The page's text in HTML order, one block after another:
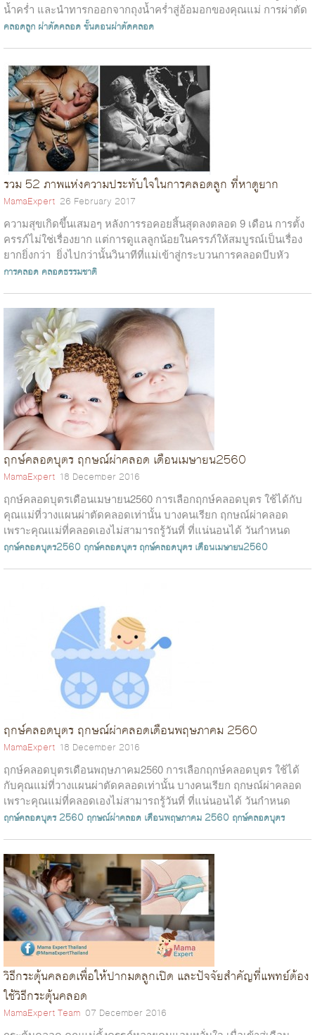
น้ำคร่ำ และนำทารกออกจากถุงน้ำคร่ำสู่อ้อมอกของคุณแม่ การผ่าตัด
จะเสร็จส...
คลอดลูก ผ่าตัดคลอดขั้นตอนผ่าตัดคลอด
รวม 52 ภาพแห่งความประทับใจในการคลอดลูก ที่หาดูยาก
MamaExpert 26 February 2017
ความสุขเกิดขึ้นเสมอๆ หลังการรอคอยสิ้นสุดลงตลอด 9 เดือน การตั้ง
ครรภ์ไม่ใช่เรื่องยาก แต่การดูแลลูกน้อยในครรภ์ให้สมบูรณ์เป็นเรื่อง
ยากยิ่งกว่า ยิ่งไปกว่านั้นวินาทีที่แม่เข้าสู่กระบวนการคลอดบีบหัว
ใจข...
การคลอด คลอดธรรมชาติ
ฤกษ์คลอดบุตร ฤกษณ์ผ่าคลอด เดือนเมษายน2560
MamaExpert 18 December 2016
ฤกษ์คลอดบุตรเดือนเมษายน2560 การเลือกฤกษ์คลอดบุตร ใช้ได้กับ
คุณแม่ที่วางแผนผ่าตัดคลอดเท่านั้น บางคนเรียก ฤกษณ์ผ่าคลอด
เพราะคุณแม่ที่คลอดเองไม่สามารถรู้วันที่ ที่แน่นอนได้ วันกำหนด
คลอดของคุณแม่ที่คลอดธร...
ฤกษ์คลอดบุตร2560 ฤกษ์คลอดบุตร ฤกษ์คลอดบุตร เดือนเมษายน2560
ฤกษ์คลอดบุตร ฤกษณ์ผ่าคลอดเดือนพฤษภาคม 2560
MamaExpert 18 December 2016
ฤกษ์คลอดบุตรเดือนพฤษภาคม2560 การเลือกฤกษ์คลอดบุตร ใช้ได้
กับคุณแม่ที่วางแผนผ่าตัดคลอดเท่านั้น บางคนเรียก ฤกษณ์ผ่าคลอด
เพราะคุณแม่ที่คลอดเองไม่สามารถรู้วันที่ ที่แน่นอนได้ วันกำหนด
คลอดของคุณแม่ที่คลอดธ...
ฤกษ์คลอดบุตร 2560 ฤกษณ์ผ่าคลอด เดือนพฤษภาคม 2560 ฤกษ์คลอดบุตร
วิธีกระตุ้นคลอดเพื่อให้ปากมดลูกเปิด และปัจจัยสำคัญที่แพทย์ต้อง
ใช้วิธีกระตุ้นคลอด
MamaExpert Team 07 December 2016